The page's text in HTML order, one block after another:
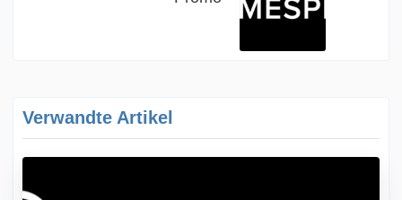
Verwandte Artikel